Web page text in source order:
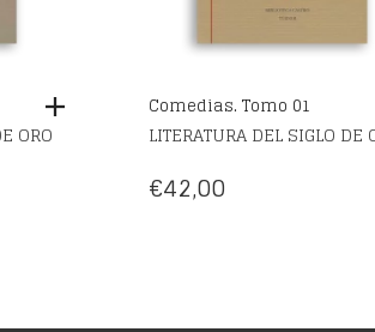
ORO
Comedias. Tomo 01
LITERATURA DEL SIGLO DE
€42,00